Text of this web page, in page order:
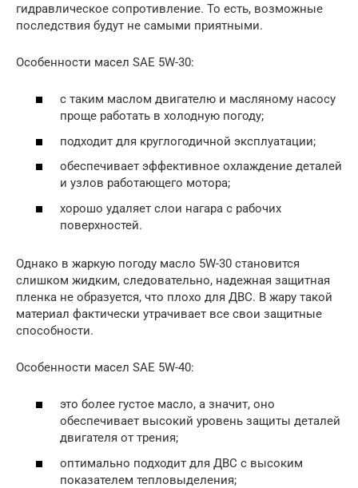
гидравлическое сопротивление. То есть, возможные
последствия будут не самыми приятными.
Особенности масел SAE 5W-30:
с таким маслом двигателю и масляному насосу
проще работать в холодную погоду;
подходит для круглогодичной эксплуатации;
обеспечивает эффективное охлаждение деталей
и узлов работающего мотора;
хорошо удаляет слои нагара с рабочих
поверхностей.
Однако в жаркую погоду масло 5W-30 становится
слишком жидким, следовательно, надежная защитная
пленка не образуется, что плохо для ДВС. В жару такой
материал фактически утрачивает все свои защитные
способности.
Особенности масел SAE 5W-40:
это более густое масло, а значит, оно
обеспечивает высокий уровень защиты деталей
двигателя от трения;
оптимально подходит для ДВС с высоким
показателем тепловыделения;